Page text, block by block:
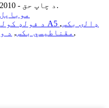
© د چاپ حق - 2010-2022: ټول حقونه خوندي دي.
د AMP موبایل
د فولډ
د A5 ډالۍ بکس,
مقناطیسي بکس, د
,